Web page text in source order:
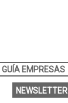
GUÍA EMPRESAS
NEWSLETTER